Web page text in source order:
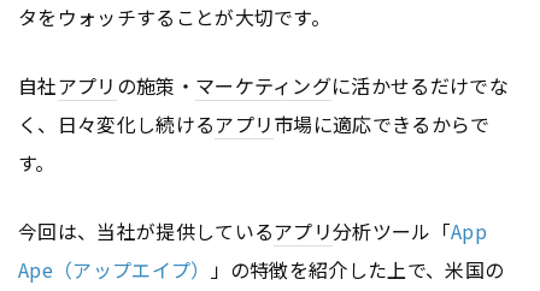
タをウォッチすることが大切です。
自社アプリ の施策・ マーケティングに活かせるだけでな
く、日々変化し続けるアプリ市場に適応できるからで
す。
今回は、当社が提供しているアプリ分析ツール「App
Ape（アップエイプ）
」の特徴を紹介した上で、米国の